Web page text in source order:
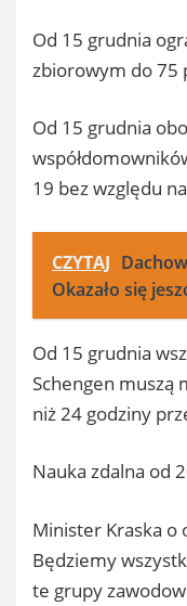
Od 15 grudnia
zbiorowym do 75
Od 15 grudnia
19 bez względu
CZYTAJ
Okazało się
Od 15 grudnia
Schengen muszą
niż 24 godziny
Nauka zdalna od
Minister Kraska o
Będziemy
te grupy